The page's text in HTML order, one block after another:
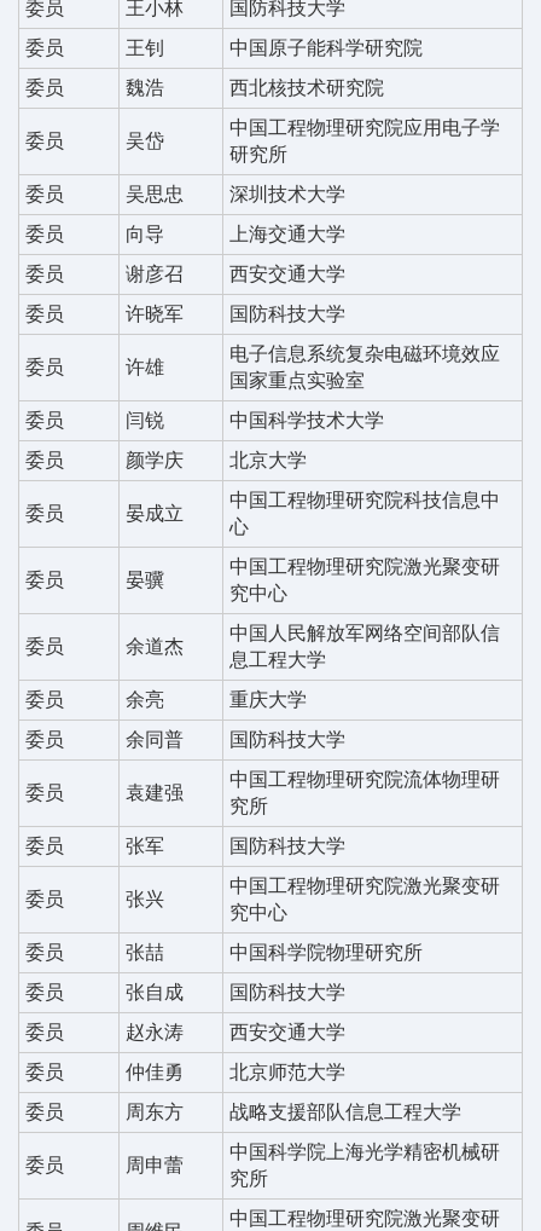
委员
王小林
国防科技大学
委员
王钊
中国原子能科学研究院
委员
魏浩 西北核技术研究院
委员 吴岱
中国工程物理研究院应用电子学
研究所
委员
吴思忠
深圳技术大学
委员
向导
上海交通大学
委员
谢彦召
西安交通大学
委员
许晓军 国防科技大学
委员 许雄
电子信息系统复杂电磁环境效应
国家重点实验室
委员
闫锐
中国科学技术大学
委员
颜学庆 北京大学
委员 晏成立
中国工程物理研究院科技信息中
心
委员 晏骥
中国工程物理研究院激光聚变研
究中心
委员 余道杰
中国人民解放军网络空间部队信
息工程大学
委员
余亮
重庆大学
委员
余同普 国防科技大学
委员 袁建强
中国工程物理研究院流体物理研
究所
委员
张军 国防科技大学
委员 张兴
中国工程物理研究院激光聚变研
究中心
委员
张喆
中国科学院物理研究所
委员
张自成
国防科技大学
委员
赵永涛
西安交通大学
委员
仲佳勇
北京师范大学
委员
周东方 战略支援部队信息工程大学
委员 周申蕾
中国科学院上海光学精密机械研
究所
中国工程物理研究院激光聚变研